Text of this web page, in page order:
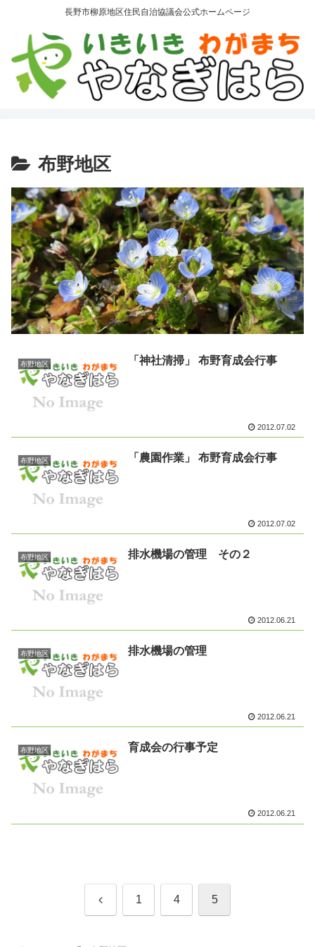
長野市柳原地区住民自治協議会公式ホームページ
布野地区
布野地区 「神社清掃」 布野育成会行事
2012.07.02
布野地区 「農園作業」 布野育成会行事
2012.07.02
布野地区 排水機場の管理 その２
2012.06.21
布野地区 排水機場の管理
2012.06.21
布野地区 育成会の行事予定
2012.06.21
前 1 4 5